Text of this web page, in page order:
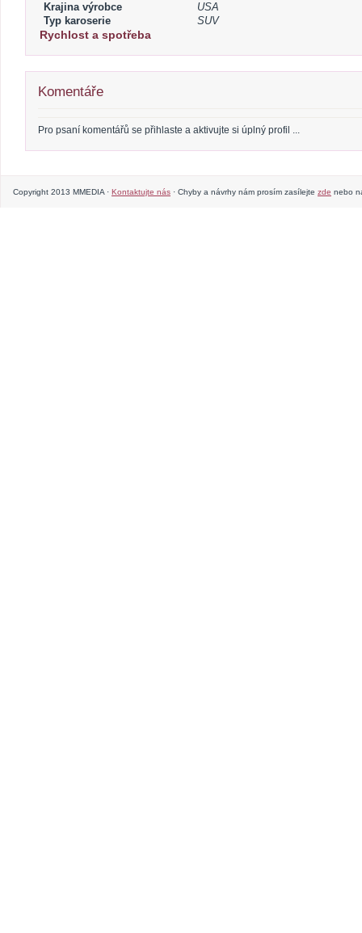
Krajina výrobce
USA
Typ karoserie
SUV
Rychlost a spotřeba
Komentáře
Pro psaní komentářů se přihlaste a aktivujte si úplný profil ...
Copyright 2013 MMEDIA · Kontaktujte nás · Chyby a návrhy nám prosím zasílejte zde nebo